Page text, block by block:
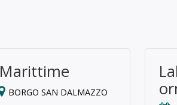
BORGO SAN DALMAZZO